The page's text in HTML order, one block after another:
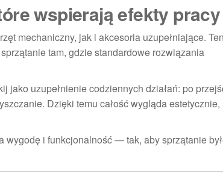
wspierają efekty pracy
mechaniczny, jak i akcesoria uzupełniające. Ten
tam, gdzie standardowe rozwiązania
jako uzupełnienie codziennych działań: po
Dzięki temu całość wygląda estetycznie,
wygodę i funkcjonalność — tak, aby sprzątanie